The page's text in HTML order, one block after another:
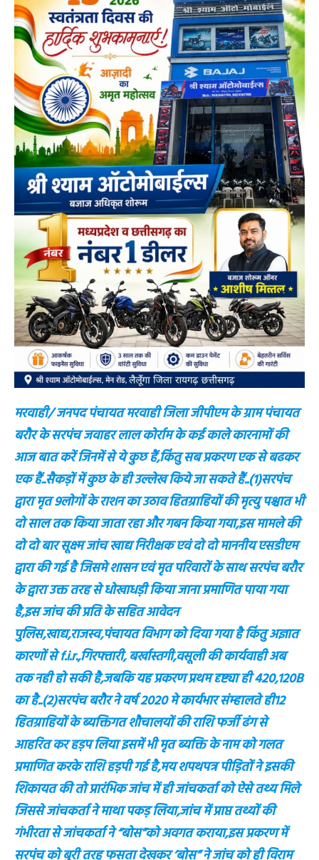
मरवाही/ जनपद पंचायत मरवाही जिला जीपीएम के ग्राम पंचायत
बरौर के सरपंच जवाहर लाल कोर्राम के कई काले कारनामों की
आज बात करें जिनमें से ये कुछ हैं,किंतु सब प्रकरण एक से बढकर
एक हैं..सैकड़ों में कुछ के ही उल्लेख किये जा सकते हैं..(1)सरपंच
द्वारा मृत 9लोगों के राशन का उठाव हितग्राहियों की मृत्यु पश्चात भी
दो साल तक किया जाता रहा और गबन किया गया,इस मामले की
दो दो बार सूक्ष्म जांच खाद्य निरीक्षक एवं दो दो माननीय एसडीएम
द्वारा की गई है जिसमे शासन एवं मृत परिवारों के साथ सरपंच बरौर
के द्वारा उक्त तरह से धोखाधड़ी किया जाना प्रमाणित पाया गया
है,इस जांच की प्रति के सहित आवेदन
पुलिस,खाद्य,राजस्व,पंचायत विभाग को दिया गया है किंतु अज्ञात
कारणों से f.i.r.,गिरफ्तारी, बर्खास्तगी,वसूली की कार्यवाही अब
तक नही हो सकी है,जबकि यह प्रकरण प्रथम दृष्ट्या ही 420,120B
का है..(2)सरपंच बरौर ने वर्ष 2020 मे कार्यभार संम्हालते ही12
हितग्राहियों के ब्यक्तिगत शौचालयों की राशि फर्जी ढंग से
आहरित कर हड़प लिया इसमें भी मृत ब्यक्ति के नाम को गलत
प्रमाणित करके राशि हड़पी गई है,मय शपथपत्र पीड़ितों ने इसकी
शिकायत की तो प्रारंभिक जांच में ही जांचकर्ता को ऐसे तथ्य मिले
जिससे जांचकर्ता ने माथा पकड़ लिया,जांच में प्राप्त तथ्यों की
गंभीरता से जांचकर्ता ने “बोस”को अवगत कराया,इस प्रकरण में